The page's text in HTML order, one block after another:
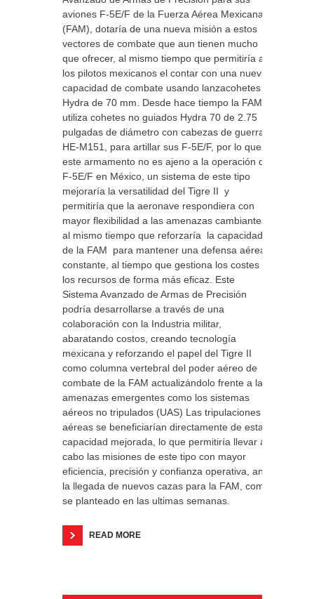
aviones F-5E/F de la Fuerza Aérea Mexicana
(FAM), dotaría de una nueva misión a estos
vectores de combate que aun tienen mucho
que ofrecer, al mismo tiempo que permitiría a
los pilotos mexicanos el contar con una nueva
capacidad de combate usando lanzacohetes
Hydra de 70 mm. Desde hace tiempo la FAM
utiliza cohetes no guiados Hydra 70 de 2.75
pulgadas de diámetro con cabezas de guerra
HE-M151, para artillar sus F-5E/F, por lo que
este armamento no es ajeno a la operación del
F-5E/F en México, un sistema de este tipo
mejoraría la versatilidad del Tigre II y
permitiría que la aeronave respondiera con
mayor flexibilidad a las amenazas cambiantes,
al mismo tiempo que reforzaría la capacidad
de la FAM para mantener una defensa aérea
constante, al tiempo que gestiona los costes y
los recursos de forma más eficaz. Este
Sistema Avanzado de Armas de Precisión
podría desarrollarse a través de una
colaboración con la Industria militar,
abaratando costos, creando tecnología
mexicana y reforzando el papel del Tigre II
como columna vertebral del poder aéreo de
combate de la FAM actualizándolo frente a las
amenazas emergentes como los sistemas
aéreos no tripulados (UAS) Las tripulaciones
aéreas se beneficiarían directamente de esta
capacidad mejorada, lo que permitiría llevar a
cabo las misiones de este tipo con mayor
eficiencia, precisión y confianza operativa, ante
la llegada de nuevos cazas para la FAM, como
se planteado en las ultimas semanas.
READ MORE